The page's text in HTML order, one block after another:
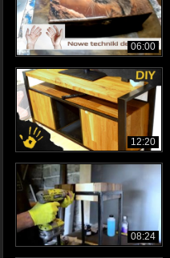
06:00
12:20
08:24